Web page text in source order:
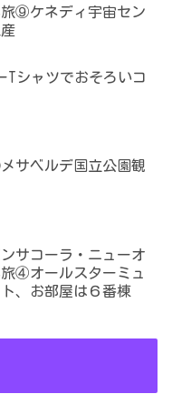
⑨ケネディ宇宙セン
Tシャツでおそろいコ
サベルデ国立公園観
サコーラ・ニューオ
④オールスターミュ
、お部屋は６番棟